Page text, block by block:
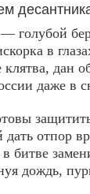
голубой
в
дан
даже в
отпор
битве
дождь,